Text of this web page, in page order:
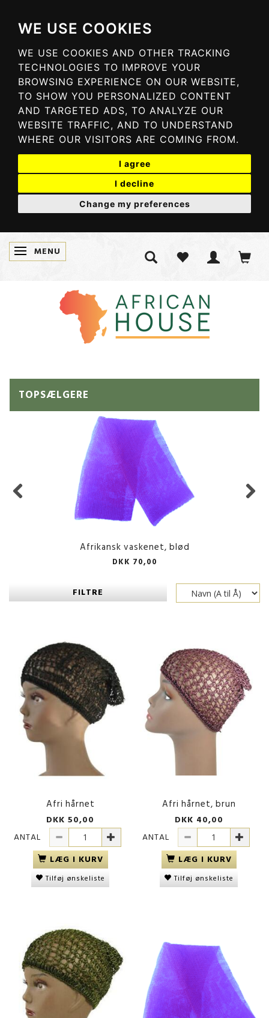
WE USE COOKIES
WE USE COOKIES AND OTHER TRACKING
TECHNOLOGIES TO IMPROVE YOUR
BROWSING EXPERIENCE ON OUR WEBSITE,
TO SHOW YOU PERSONALIZED CONTENT
AND TARGETED ADS, TO ANALYZE OUR
WEBSITE TRAFFIC, AND TO UNDERSTAND
WHERE OUR VISITORS ARE COMING FROM.
I agree
I decline
Change my preferences
SKIFTE NAVIGATION
MENU
TOPSÆLGERE
Afrikansk vaskenet, blød
DKK 70,00
FILTRE
Afri hårnet
DKK 50,00
ANTAL
LÆG I KURV
Tilføj ønskeliste
Afri hårnet, brun
DKK 40,00
ANTAL
LÆG I KURV
Tilføj ønskeliste